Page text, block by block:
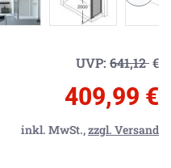
UVP: 641,12€
409,99 €
inkl. MwSt.,zzgl. Versand